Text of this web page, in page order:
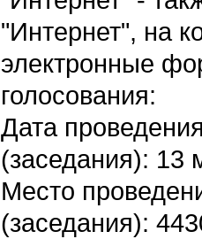
"Интернет", на
электронные
голосования:
Дата
(заседания): 13
Место
(заседания):